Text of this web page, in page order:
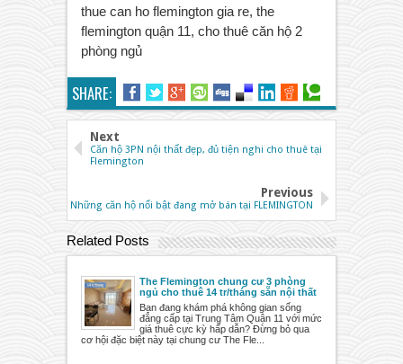
thue can ho flemington gia re, the
flemington quận 11, cho thuê căn hộ 2
phòng ngủ
SHARE:
Next
Căn hộ 3PN nội thất đẹp, đủ tiện nghi cho thuê tại
Flemington
Previous
Những căn hộ nổi bật đang mở bán tại FLEMINGTON
Related Posts
The Flemington chung cư 3 phòng
ngủ cho thuê 14 tr/tháng sẵn nội thất
Bạn đang khám phá không gian sống
đẳng cấp tại Trung Tâm Quận 11 với mức
giá thuê cực kỳ hấp dẫn? Đừng bỏ qua
cơ hội đặc biệt này tại chung cư The Fle...